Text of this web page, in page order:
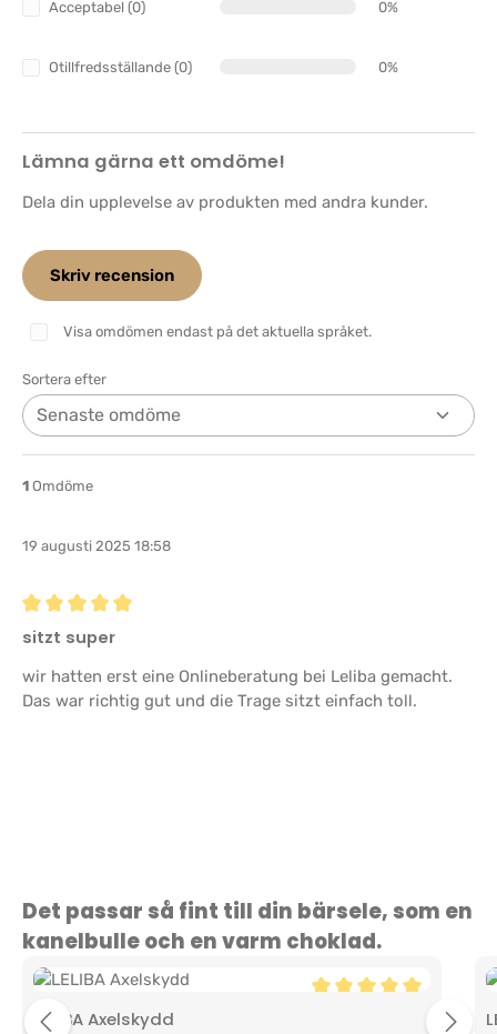
Acceptabel (0) 0%
Otillfredsställande (0) 0%
Lämna gärna ett omdöme!
Dela din upplevelse av produkten med andra kunder.
Skriv recension
Visa omdömen endast på det aktuella språket.
Sortera efter
1 Omdöme
19 augusti 2025 18:58
Recension med betyg på 5 av 5 stjärnor
sitzt super
wir hatten erst eine Onlineberatung bei Leliba gemacht.
Das war richtig gut und die Trage sitzt einfach toll.
Hoppa över produktgalleri
Det passar så fint till din bärsele, som en
kanelbulle och en varm choklad.
Genomsnittligt betyg
LELIBA Axelskydd